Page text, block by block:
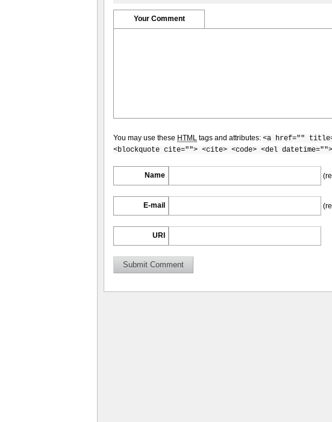
Your Comment
You may use these HTML tags and attributes: <a href=""
<blockquote cite=""> <cite> <code> <del
Name
E-mail
URI